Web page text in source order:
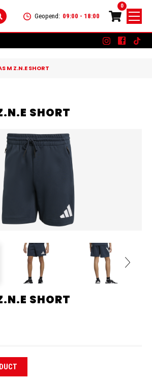
Geopend: 09:00 - 18:00
0
M Z.N.E SHORT
SHORT
SHORT